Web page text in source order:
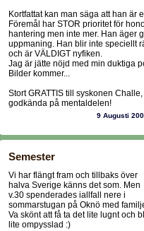
Kortfattat kan man säga att han är
Föremål har STOR prioritet för
hantering men inte mer. Han äger
uppmaning. Han blir inte speciellt
och är VÄLDIGT nyfiken.
Jag är jätte nöjd med min duktiga
Bilder kommer...
Stort GRATTIS till syskonen
godkända på mentaldelen!
9 Augusti
Semester
Vi har flängt fram och tillbaks över
halva Sverige känns det som. Men
v.30 spenderades iallfall nere i
sommarstugan på Oknö med
Va skönt att få ta det lite lugnt och
lite ompysslad :)